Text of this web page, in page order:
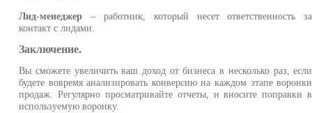
Лид-менеджер – работник, который несет ответственность за
контакт с лидами.
Заключение.
Вы сможете увеличить ваш доход от бизнеса в несколько раз, если
будете вовремя анализировать конверсию на каждом этапе воронки
продаж. Регулярно просматривайте отчеты, и вносите поправки в
используемую воронку.